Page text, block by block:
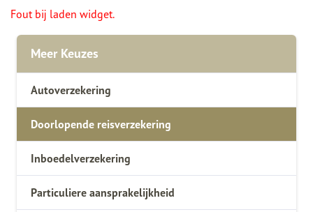
Fout bij laden widget.
Meer Keuzes
Autoverzekering
Doorlopende reisverzekering
Inboedelverzekering
Particuliere aansprakelijkheid